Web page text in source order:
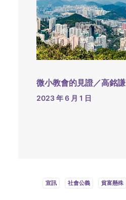
微小教會的見證／高銘謙
2023 年 6 月 1 日
宣訊 社會公義 貧富懸殊